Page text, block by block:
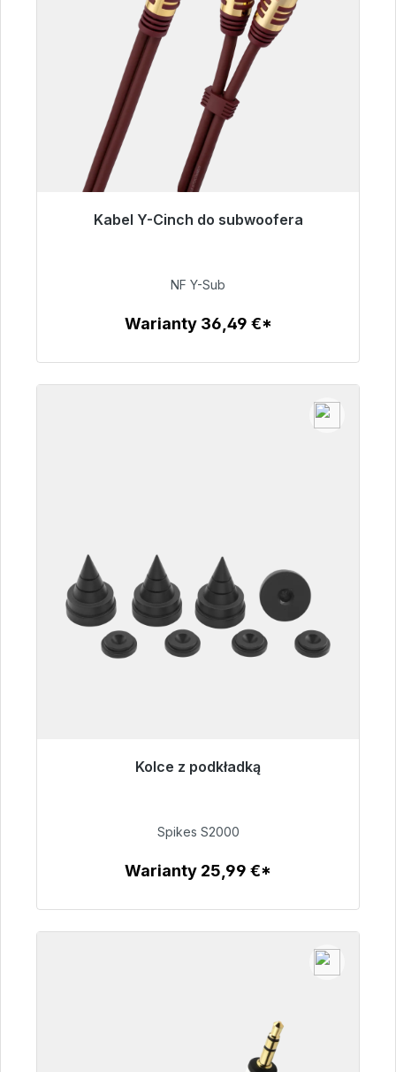
Kabel Y-Cinch do subwoofera
Gotowy do natychmiastowej wysyłki, czas
50,99 €
NF Y-Sub
Warianty 36,49 €*
Kolce z podkładką
Gotowy do natychmiastowej wysyłki, czas
51,49 €
Spikes S2000
Warianty 25,99 €*